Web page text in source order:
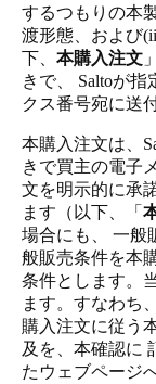
するつもりの本
渡形態、および
下、 本購入注文
きで、 Saltoが
クス番号宛に送
本購入注文は、
きで買主の電子
文を明示的に承
ます（以下、「
場合にも、 一般
般販売条件を本
条件とします。
ます。すなわち
購入注文に従う
及を、本確認に
たウェブページ